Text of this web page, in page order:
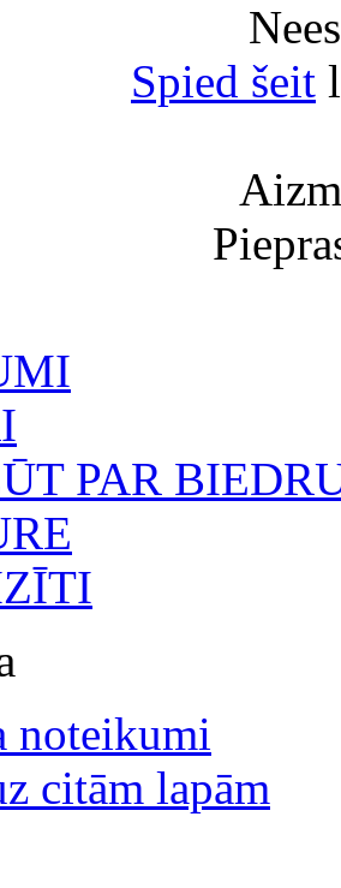
Spied šeit
PAR
noteikumi
citām lapām